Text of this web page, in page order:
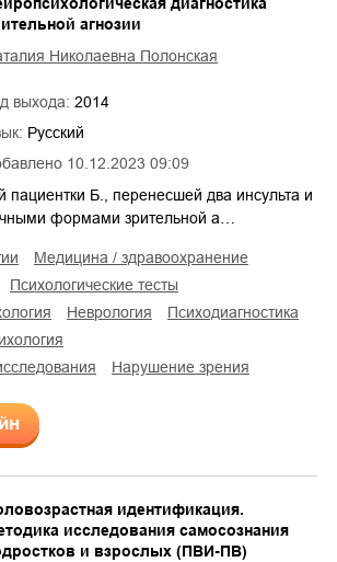
10.12.2023 09:09
агнозии
Николаевна Полонская
выхода: 2014
Русский
пациентки Б., перенесшей два инсульта и
формами зрительной а…
медицина / здравоохранение
психологические тесты
неврология
психодиагностика
нарушение зрения
идентификация.
исследования самосознания
и взрослых (ПВИ-ПВ)